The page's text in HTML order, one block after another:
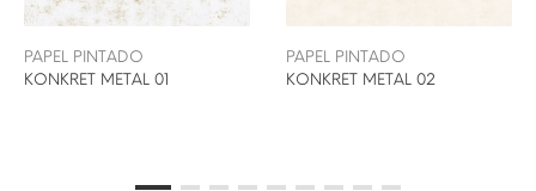
PAPEL PINTADO
KONKRET METAL 01
PAPEL PINTADO
KONKRET METAL 02